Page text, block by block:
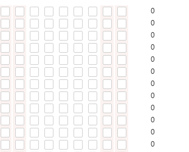
0
0
0
0
0
0
0
0
0
0
0
0